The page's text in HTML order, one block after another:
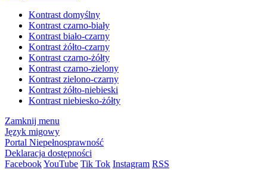
Kontrast domyślny
Kontrast czarno-biały
Kontrast biało-czarny
Kontrast żółto-czarny
Kontrast czarno-żółty
Kontrast czarno-zielony
Kontrast zielono-czarny
Kontrast żółto-niebieski
Kontrast niebiesko-żółty
Zamknij menu
Język migowy
Portal Niepełnosprawność
Deklaracja dostępności
FacebookYouTube Tik Tok Instagram RSS